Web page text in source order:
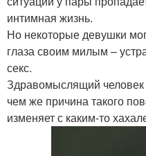
интимная жизнь.
Но некоторые девушки
глаза своим милым –
секс.
Здравомыслящий человек
чем же причина такого
изменяет с каким-то